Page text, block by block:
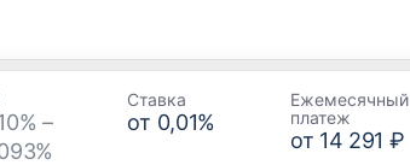
–
Ставка
от 0,01%
Ежемесячный
платеж
от 14 291 ₽